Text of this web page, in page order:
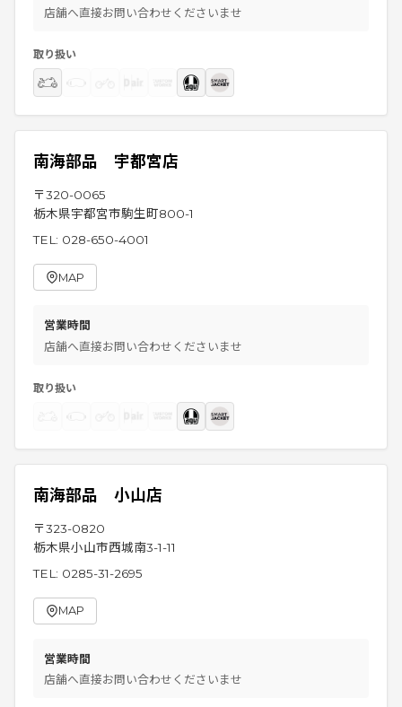
店舗へ直接お問い合わせくださいませ
取り扱い
南海部品 宇都宮店
〒320-0065
栃木県宇都宮市駒生町800-1
TEL: 028-650-4001
MAP
営業時間
店舗へ直接お問い合わせくださいませ
取り扱い
南海部品 小山店
〒323-0820
栃木県小山市西城南3-1-11
TEL: 0285-31-2695
MAP
営業時間
店舗へ直接お問い合わせくださいませ